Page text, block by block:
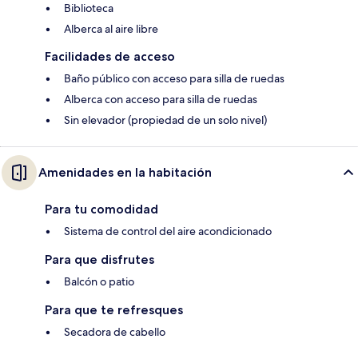
Biblioteca
Alberca al aire libre
Facilidades de acceso
Baño público con acceso para silla de ruedas
Alberca con acceso para silla de ruedas
Sin elevador (propiedad de un solo nivel)
Amenidades en la habitación
Para tu comodidad
Sistema de control del aire acondicionado
Para que disfrutes
Balcón o patio
Para que te refresques
Secadora de cabello